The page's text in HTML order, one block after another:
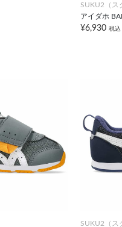
SUKU2（ス
アイダホ
¥6,930 税込
SUKU2（ス